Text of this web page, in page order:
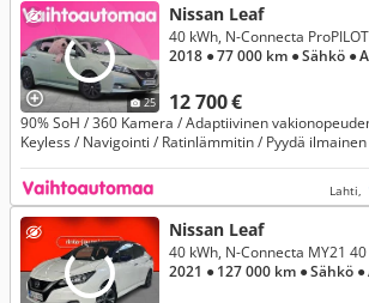
25
Nissan Leaf
12 700 €
40 kWh, N-Connecta ProPILOT
2018 ● 77 000 km ● Sähkö ●
90% SoH / 360 Kamera / Adaptiivinen
Keyless / Navigointi / Ratinlämmitin / Pyydä
Lahti,
Nissan Leaf
40 kWh, N-Connecta MY21 40
2021 ● 127 000 km ● Sähkö